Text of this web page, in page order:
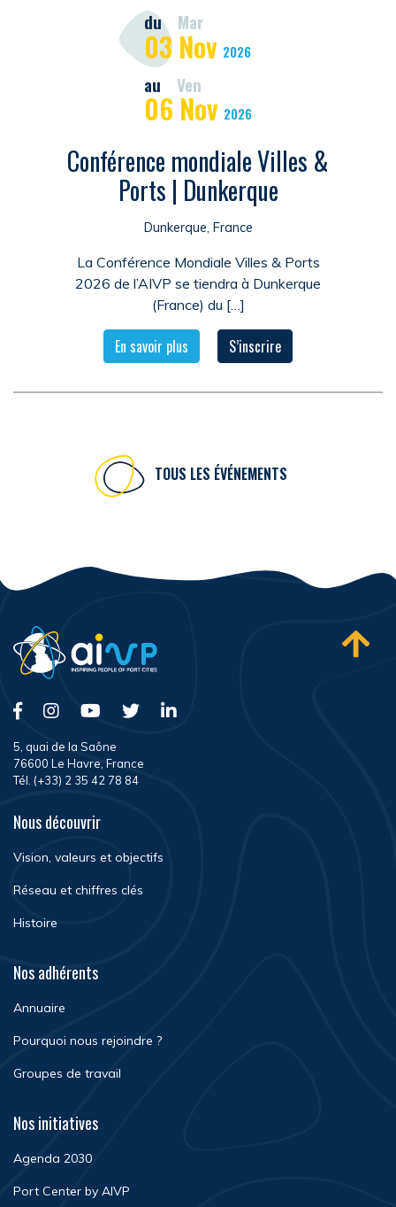
du Mar
03 Nov 2026
au Ven
06 Nov 2026
Conférence mondiale Villes &
Ports | Dunkerque
Dunkerque, France
La Conférence Mondiale Villes & Ports
2026 de l’AIVP se tiendra à Dunkerque
(France) du […]
En savoir plus S’inscrire
TOUS LES ÉVÉNEMENTS
5, quai de la Saône
76600 Le Havre, France
Tél. (+33) 2 35 42 78 84
Nous découvrir
Vision, valeurs et objectifs
Réseau et chiffres clés
Histoire
Nos adhérents
Annuaire
Pourquoi nous rejoindre ?
Groupes de travail
Nos initiatives
Agenda 2030
Port Center by AIVP